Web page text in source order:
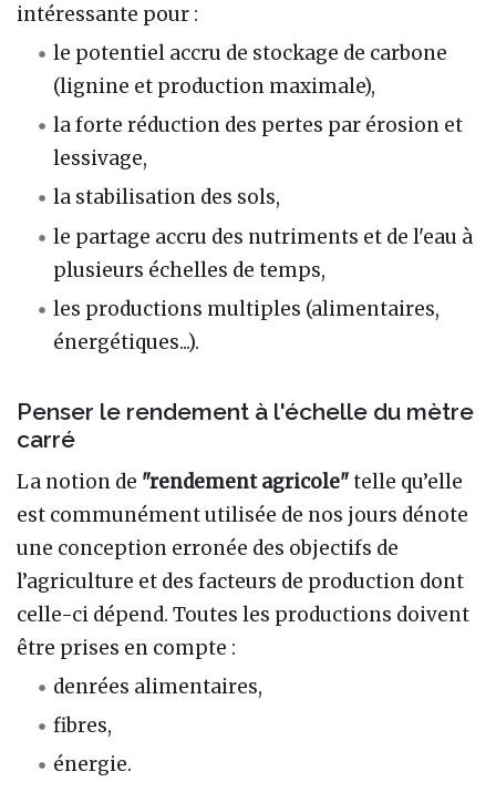
intéressante pour :
le potentiel accru de stockage de carbone
(lignine et production maximale),
la forte réduction des pertes par érosion et
lessivage,
la stabilisation des sols,
le partage accru des nutriments et de l'eau à
plusieurs échelles de temps,
les productions multiples (alimentaires,
énergétiques...).
Penser le rendement à l'échelle du mètre
carré
La notion de "rendement agricole"telle qu’elle
est communément utilisée de nos jours dénote
une conception erronée des objectifs de
l’agriculture et des facteurs de production dont
celle-ci dépend. Toutes les productions doivent
être prises en compte :
denrées alimentaires,
fibres,
énergie.